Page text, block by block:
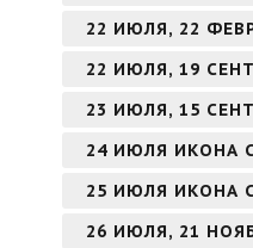
22 ИЮЛЯ, 22
22 ИЮЛЯ, 19
23 ИЮЛЯ, 15
24 ИЮЛЯ ИКОНА
25 ИЮЛЯ ИКОНА
26 ИЮЛЯ, 21